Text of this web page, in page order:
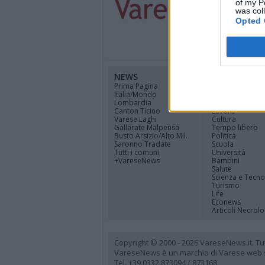
of my
was
Opted
NEWS
Prima Pagina
Italia/Mondo
Lombardia
Canton Ticino
Varese Laghi
Gallarate Malpensa
Busto Arsizio/Alto Mil.
Saronno Tradate
Tutti i comuni
+VareseNews
Lavoro
Cultura
Tempo libero
Politica
Scuola
Università
Bambini
Salute
Scienza e
Turismo
Life
Econews
Articoli
Copyright © 2000 - 2026 VareseNews.it.
VareseNews è un marchio di Varese web
Tel. +39.0332.873094 / 873168